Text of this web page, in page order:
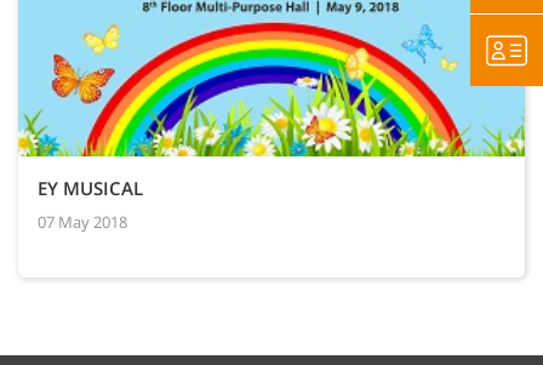
EY MUSICAL
07 May 2018